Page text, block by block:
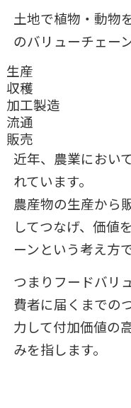
土地で植物・動物
のバリューチェー
生産
収穫
加工製造
流通
販売
近年、農業におい
れています。
農産物の生産から
してつなげ、価値
ーンという考え方で
つまりフードバリ
費者に届くまでの
力して付加価値の
みを指します。